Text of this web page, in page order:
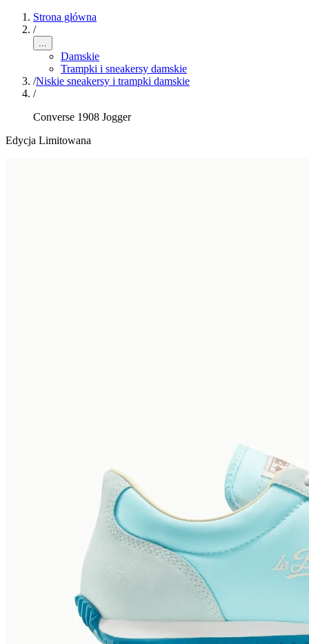
Strona główna
/
...
Damskie
Trampki i sneakersy damskie
/Niskie sneakersy i trampki damskie
/
Converse 1908 Jogger
Edycja Limitowana